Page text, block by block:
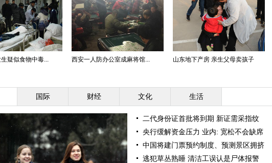
疑似食物中毒... 西安一人防办公室成麻将馆... 山东地下产房 亲生父母卖孩子
国际 财经 文化 生活
二代身份证首批将到期 新证需采指纹
央行缓解资金压力 业内: 宽松不会缺席
中国将建门票预约制度、预测景区拥挤
逃犯草丛熟睡 清洁工误认是尸体报警